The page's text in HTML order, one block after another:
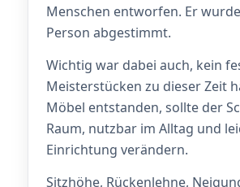
Menschen entworfen. Er
Person abgestimmt.
Wichtig war dabei auch, kein
Meisterstücken zu dieser Zeit
Möbel entstanden, sollte der
Raum, nutzbar im Alltag und
Einrichtung verändern.
Sitzhöhe, Rückenlehne,